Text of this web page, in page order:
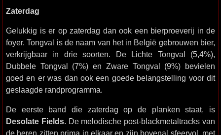
Zaterdag
Gelukkig is er op zaterdag dan ook een bierproeverij in de
foyer. Tongval is de naam van het in België gebrouwen bier,
verkrijgbaar in drie soorten. De Lichte Tongval (5,4%),
Dubbele Tongval (7%) en Zware Tongval (9%) bevielen
goed en er was dan ook een goede belangstelling voor dit
geslaagde randprogramma.
De eerste band die zaterdag op de planken staat, is
Desolate Fields. De melodische post-blackmetaltracks van
de heren zitten prima in elkaar en zijn bovenal sfeervol, met